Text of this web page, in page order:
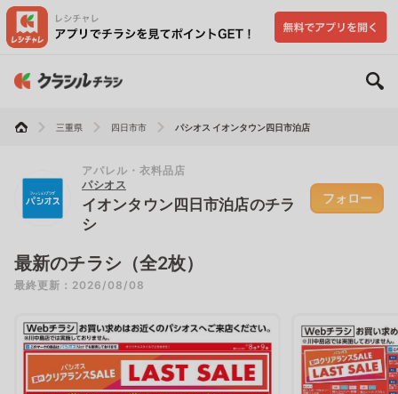
三重県 四日市市 パシオス イオンタウン四日市泊店
アパレル・衣料品店
パシオス
イオンタウン四日市泊店のチラ
シ
フォロー
最新のチラシ（全2枚）
最終更新：2026/08/08